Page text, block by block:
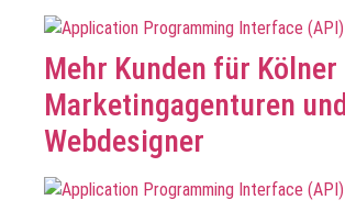
Mehr Kunden für Kölner
Marketingagenturen und
Webdesigner